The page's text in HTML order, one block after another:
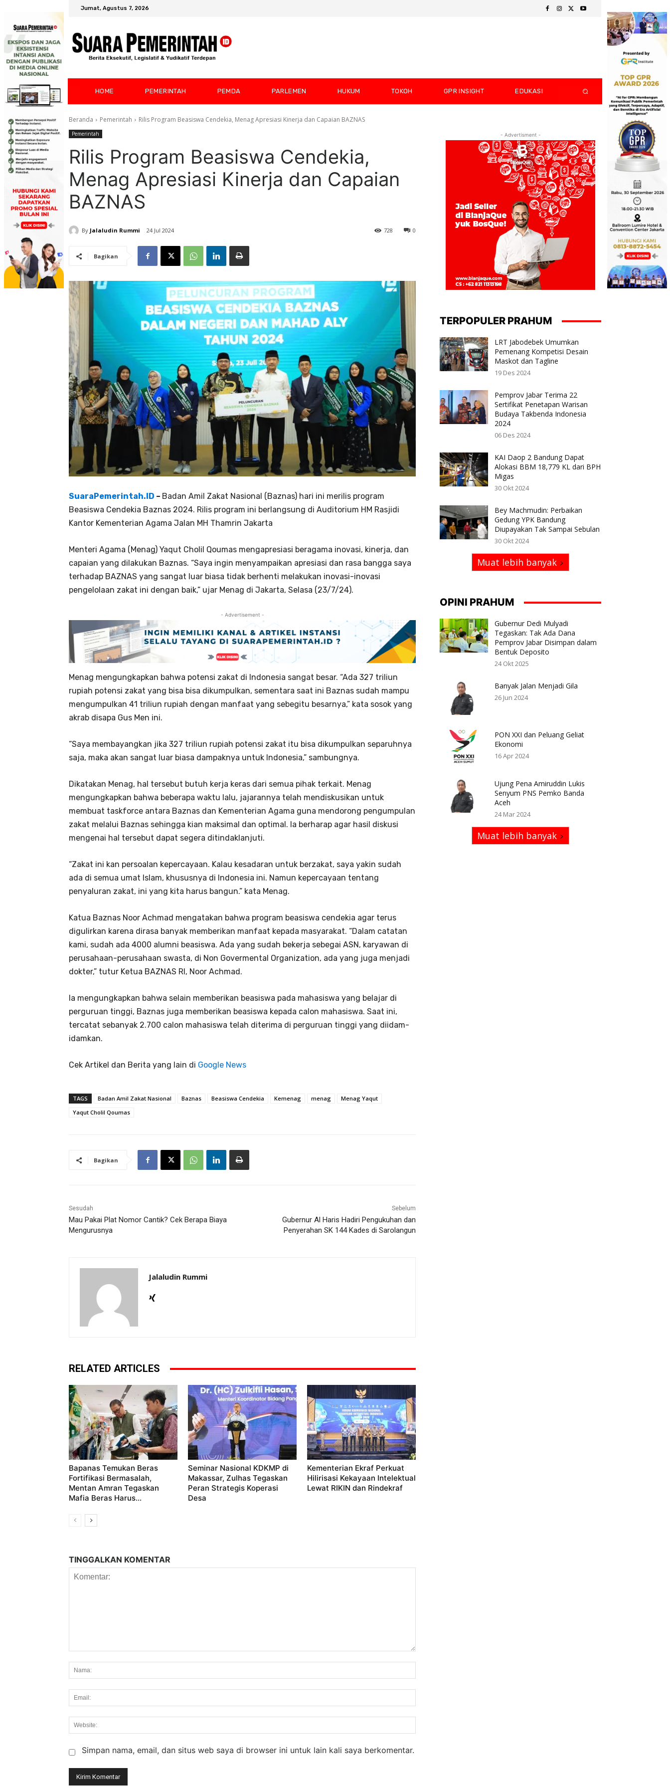
Jumat, Agustus 7, 2026
HOME PEMERINTAH PEMDA PARLEMEN HUKUM TOKOH GPR INSIGHT EDUKASI
Beranda Pemerintah Rilis Program Beasiswa Cendekia, Menag Apresiasi Kinerja dan Capaian BAZNAS
Pemerintah
Rilis Program Beasiswa Cendekia,
Menag Apresiasi Kinerja dan Capaian
BAZNAS
By Jalaludin Rummi 24 Jul 2024 0
728
Bagikan
SuaraPemerintah.ID – Badan Amil Zakat Nasional (Baznas) hari ini merilis program
Beasiswa Cendekia Baznas 2024. Rilis program ini berlangsung di Auditorium HM Rasjidi
Kantor Kementerian Agama Jalan MH Thamrin Jakarta
Menteri Agama (Menag) Yaqut Cholil Qoumas mengapresiasi beragama inovasi, kinerja, dan
capaian yang dilakukan Baznas. “Saya ingin menyampaikan apresiasi dan rasa bangga saya
terhadap BAZNAS yang sangat luar biasa tidak berhenti melakukan inovasi-inovasi
pengelolaan zakat ini dengan baik,” ujar Menag di Jakarta, Selasa (23/7/24).
- Advertisement -
Menag mengungkapkan bahwa potensi zakat di Indonesia sangat besar. “Ada 327 triliun
rupiah potensi zakat yang bisa bisa dikumpulkan, sementara saat ini Baznas sudah mampu
mengumpulkan 41 triliun rupiah dengan manfaat yang sebegitu besarnya,” kata sosok yang
akrab disapa Gus Men ini.
“Saya membayangkan jika 327 triliun rupiah potensi zakat itu bisa dikumpulkan separuhnya
saja, maka akan sangat luar biasa dampaknya untuk Indonesia,” sambungnya.
Dikatakan Menag, hal tersebut butuh kerja keras dari semua pihak terkait. Menag
mengungkapkan bahwa beberapa waktu lalu, jajarannya telah mendiskusikan untuk
membuat taskforce antara Baznas dan Kementerian Agama guna mendorong pengumpulan
zakat melalui Baznas sehingga kian maksimal dan optimal. Ia berharap agar ​​​​​hasil diskusi
mengenai hal​​​​​​​ ​​​​​​​tersebut dapat segera ditindaklanjuti.
“Zakat ini kan persoalan kepercayaan. Kalau kesadaran untuk berzakat, saya yakin sudah
ada di semua umat Islam, khususnya di Indonesia ini. Namun kepercayaan tentang
penyaluran zakat, ini yang kita harus bangun.” kata Menag.
Katua Baznas Noor Achmad mengatakan bahwa program beasiswa cendekia agar terus
digulirkan karena dirasa banyak memberikan manfaat kepada masyarakat. “Dalam catatan
kami, sudah ada 4000 alumni beasiswa. Ada yang sudah bekerja sebegai ASN, karyawan di
perusahaan-perusahaan swasta, di Non Govermental Organization, ada yang juga menjadi
dokter,” tutur Ketua BAZNAS RI, Noor Achmad.
Ia mengungkapkan bahwa selain memberikan beasiswa pada mahasiswa yang belajar di
perguruan tinggi, Baznas juga memberikan beasiswa kepada calon mahasiswa. Saat ini,
tercatat sebanyak 2.700 calon mahasiswa telah diterima di perguruan tinggi yang diidam-
idamkan.
Cek Artikel dan Berita yang lain di Google News
TAGS Badan Amil Zakat Nasional Baznas Beasiswa Cendekia Kemenag menag
Menag Yaqut
Yaqut Cholil Qoumas
Bagikan
Sesudah
Mau Pakai Plat Nomor Cantik? Cek Berapa Biaya
Mengurusnya
Sebelum
Gubernur Al Haris Hadiri Pengukuhan dan
Penyerahan SK 144 Kades di Sarolangun
Jalaludin Rummi
RELATED ARTICLES
Bapanas Temukan Beras
Fortifikasi Bermasalah,
Mentan Amran Tegaskan
Mafia Beras Harus...
Seminar Nasional KDKMP di
Makassar, Zulhas Tegaskan
Peran Strategis Koperasi
Desa
Kementerian Ekraf Perkuat
Hilirisasi Kekayaan Intelektual
Lewat RIKIN dan Rindekraf
TINGGALKAN KOMENTAR
Simpan nama, email, dan situs web saya di browser ini untuk lain kali saya berkomentar.
- Advertisment -
TERPOPULER PRAHUM
LRT Jabodebek Umumkan
Pemenang Kompetisi Desain
Maskot dan Tagline
19 Des 2024
Pemprov Jabar Terima 22
Sertifikat Penetapan Warisan
Budaya Takbenda Indonesia
2024
06 Des 2024
KAI Daop 2 Bandung Dapat
Alokasi BBM 18,779 KL dari BPH
Migas
30 Okt 2024
Bey Machmudin: Perbaikan
Gedung YPK Bandung
Diupayakan Tak Sampai Sebulan
30 Okt 2024
Muat lebih banyak
OPINI PRAHUM
Gubernur Dedi Mulyadi
Tegaskan: Tak Ada Dana
Pemprov Jabar Disimpan dalam
Bentuk Deposito
24 Okt 2025
Banyak Jalan Menjadi Gila
26 Jun 2024
PON XXI dan Peluang Geliat
Ekonomi
16 Apr 2024
Ujung Pena Amiruddin Lukis
Senyum PNS Pemko Banda
Aceh
24 Mar 2024
Muat lebih banyak